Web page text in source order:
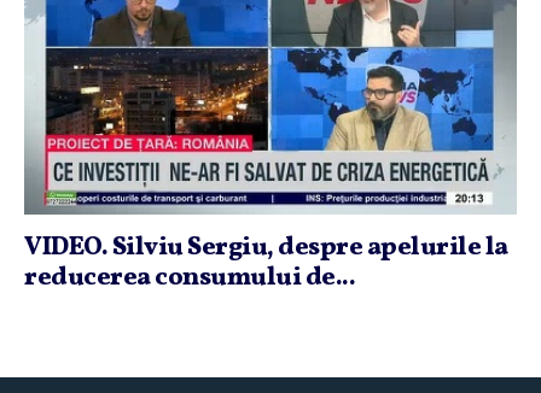
VIDEO. Silviu Sergiu, despre apelurile la
reducerea consumului de...